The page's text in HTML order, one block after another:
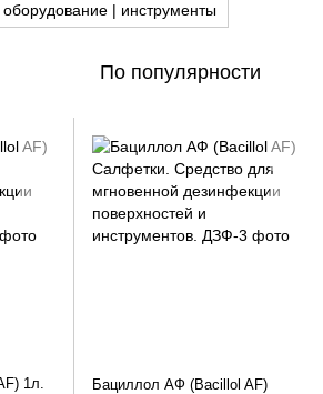
| инструменты
По популярности
1л.
Бациллол АФ (Bacillol AF)